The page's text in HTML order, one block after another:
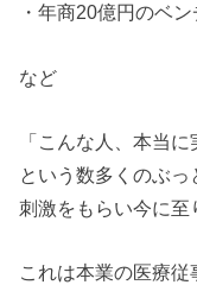
・年商20億円のベ
など
「こんな人、本当
という数多くのぶっ
刺激をもらい今に至
これは本業の医療従